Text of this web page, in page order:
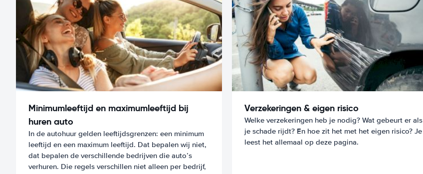
Minimumleeftijd en maximumleeftijd bij
huren auto
In de autohuur gelden leeftijdsgrenzen: een minimum
leeftijd en een maximum leeftijd. Dat bepalen wij niet,
dat bepalen de verschillende bedrijven die auto’s
verhuren. Die regels verschillen niet alleen per bedrijf,
Verzekeringen & eigen risico
Welke verzekeringen heb je nodig? Wat gebeurt er als
je schade rijdt? En hoe zit het met het eigen risico? Je
leest het allemaal op deze pagina.